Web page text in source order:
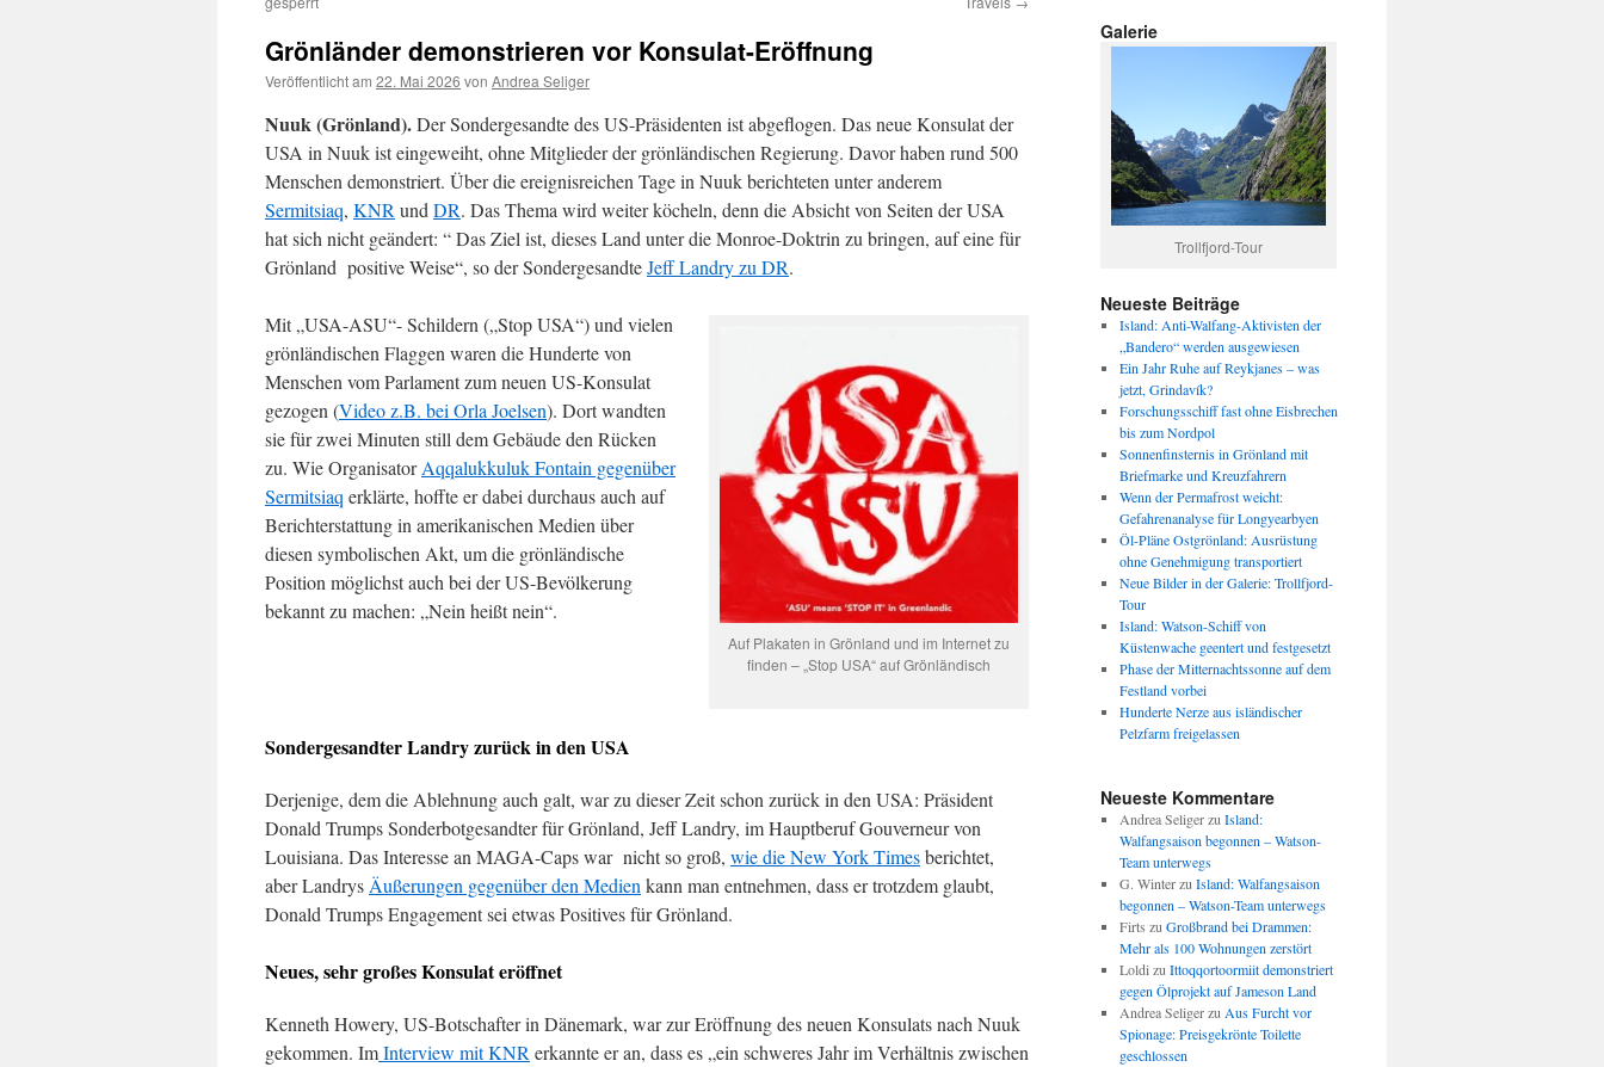
Grönländer demonstrieren vor Konsulat-Eröffnung
Veröffentlicht am 22. Mai 2026 von Andrea Seliger
Nuuk (Grönland).Der Sondergesandte des US-Präsidenten ist abgeflogen. Das neue Konsulat der
USA in Nuuk ist eingeweiht, ohne Mitglieder der grönländischen Regierung. Davor haben rund 500
Menschen demonstriert. Über die ereignisreichen Tage in Nuuk berichteten unter anderem
Sermitsiaq, KNR und DR. Das Thema wird weiter köcheln, denn die Absicht von Seiten der USA
hat sich nicht geändert: “ Das Ziel ist, dieses Land unter die Monroe-Doktrin zu bringen, auf eine für
Grönland positive Weise“, so der SondergesandteJeff Landry zu DR.
Auf Plakaten in Grönland und im Internet zu
finden – „Stop USA“ auf Grönländisch
Mit „USA-ASU“- Schildern („Stop USA“) und vielen
grönländischen Flaggen waren die Hunderte von
Menschen vom Parlament zum neuen US-Konsulat
gezogen (Video z.B. bei Orla Joelsen). Dort wandten
sie für zwei Minuten still dem Gebäude den Rücken
zu. Wie OrganisatorAqqalukkuluk Fontain gegenüber
Sermitsiaq erklärte, hoffte er dabei durchaus auch auf
Berichterstattung in amerikanischen Medien über
diesen symbolischen Akt, um die grönländische
Position möglichst auch bei der US-Bevölkerung
bekannt zu machen: „Nein heißt nein“.
Sondergesandter Landry zurück in den USA
Derjenige, dem die Ablehnung auch galt, war zu dieser Zeit schon zurück in den USA: Präsident
Donald Trumps Sonderbotgesandter für Grönland, Jeff Landry, im Hauptberuf Gouverneur von
Louisiana. Das Interesse an MAGA-Caps war nicht so groß, wie die New York Timesberichtet,
aber Landrys Äußerungen gegenüber den Medien kann man entnehmen, dass er trotzdem glaubt,
Donald Trumps Engagement sei etwas Positives für Grönland.
Neues, sehr großes Konsulat eröffnet
Kenneth Howery, US-Botschafter in Dänemark, war zur Eröffnung des neuen Konsulats nach Nuuk
gekommen. ImInterview mit KNR erkannte er an, dass es „ein schweres Jahr im Verhältnis zwischen
Galerie
Trollfjord-Tour
Neueste Beiträge
Island: Anti-Walfang-Aktivisten der
„Bandero“ werden ausgewiesen
Ein Jahr Ruhe auf Reykjanes – was
jetzt, Grindavík?
Forschungsschiff fast ohne Eisbrechen
bis zum Nordpol
Sonnenfinsternis in Grönland mit
Briefmarke und Kreuzfahrern
Wenn der Permafrost weicht:
Gefahrenanalyse für Longyearbyen
Öl-Pläne Ostgrönland: Ausrüstung
ohne Genehmigung transportiert
Neue Bilder in der Galerie: Trollfjord-
Tour
Island: Watson-Schiff von
Küstenwache geentert und festgesetzt
Phase der Mitternachtssonne auf dem
Festland vorbei
Hunderte Nerze aus isländischer
Pelzfarm freigelassen
Neueste Kommentare
Andrea Seligerzu Island:
Walfangsaison begonnen – Watson-
Team unterwegs
G. Winterzu Island: Walfangsaison
begonnen – Watson-Team unterwegs
Firts zu Großbrand bei Drammen:
Mehr als 100 Wohnungen zerstört
Loldi zu Ittoqqortoormiit demonstriert
gegen Ölprojekt auf Jameson Land
Andrea Seligerzu Aus Furcht vor
Spionage: Preisgekrönte Toilette
geschlossen